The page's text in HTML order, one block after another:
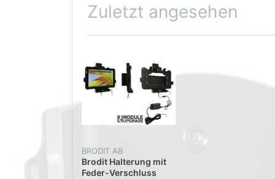
Zuletzt angesehen
BRODIT AB
Brodit Halterung mit
Feder-Verschluss